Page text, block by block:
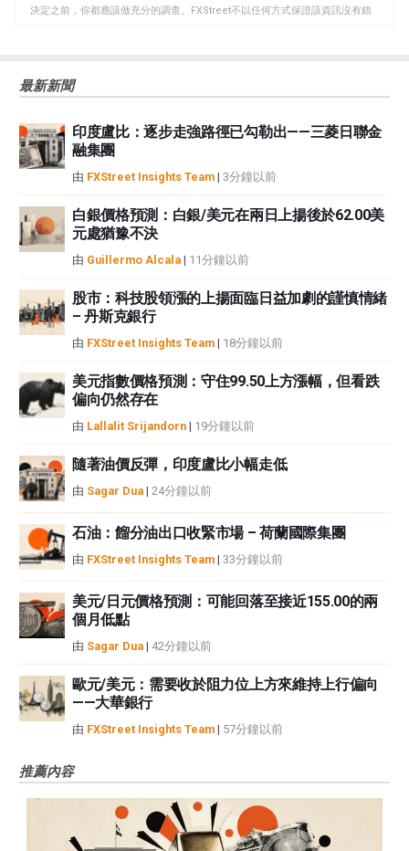
板
決定之前，你都應該做充分的調查。FXStreet不以任何方式保證該資訊沒有錯
觀點，並不代表FXStreet或其廣告商的官方政策或立場。作者不對本頁連結的
如果文章正文中沒有明確提到，在撰寫本文時，作者在本文中提到的任何股票
中都沒有頭寸，也沒有與文中提到的任何公司有業務關係。除了FXStreet，作
者沒有收到撰寫這篇文章的報酬。
性不作任何陳述。FXStreet和作者將不承擔任何錯誤，遺漏或任何損失，傷害
或損害由此資訊及其顯示或使用引起的。錯誤和遺漏除外。本文作者和
FXStreet並非註冊投資顧問，本文內容無意提供任何投資建議。
最新新聞
印度盧比：逐步走強路徑已勾勒出——三菱日聯金
融集團
由 FXStreet Insights Team | 3分鐘以前
白銀價格預測：白銀/美元在兩日上揚後於62.00美
元處猶豫不決
由 Guillermo Alcala | 11分鐘以前
股市：科技股領漲的上揚面臨日益加劇的謹慎情緒
– 丹斯克銀行
由 FXStreet Insights Team | 18分鐘以前
美元指數價格預測：守住99.50上方漲幅，但看跌
偏向仍然存在
由 Lallalit Srijandorn | 19分鐘以前
隨著油價反彈，印度盧比小幅走低
由 Sagar Dua | 24分鐘以前
石油：餾分油出口收緊市場 – 荷蘭國際集團
由 FXStreet Insights Team | 33分鐘以前
美元/日元價格預測：可能回落至接近155.00的兩
個月低點
由 Sagar Dua | 42分鐘以前
歐元/美元：需要收於阻力位上方來維持上行偏向
——大華銀行
由 FXStreet Insights Team | 57分鐘以前
推薦內容